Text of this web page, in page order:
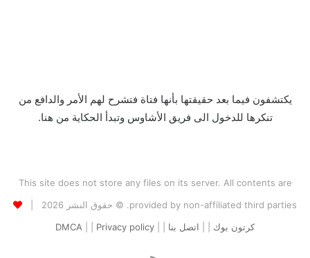
يكتشفون فيما بعد حقيقتها بأنها فتاة فتشرح لهم الأمر والدافع من
تنكرها للدخول الى فريق الأشاوس وتبدأ الحكاية من هنا.
This site does not store any files on its server. All contents are
provided by non-affiliated third parties. © حقوق النشر 2026 |
كرتون بوك
اتصل بنا DMCA Privacy policy